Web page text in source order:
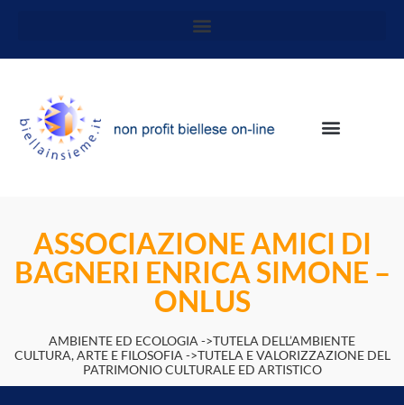
ASSOCIAZIONE AMICI DI
BAGNERI ENRICA SIMONE –
ONLUS
AMBIENTE ED ECOLOGIA ->TUTELA DELL’AMBIENTE
CULTURA, ARTE E FILOSOFIA ->TUTELA E VALORIZZAZIONE DEL
PATRIMONIO CULTURALE ED ARTISTICO